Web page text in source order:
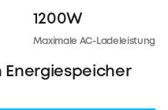
1200W
Maximale AC-Ladeleistung
Energiespeicher